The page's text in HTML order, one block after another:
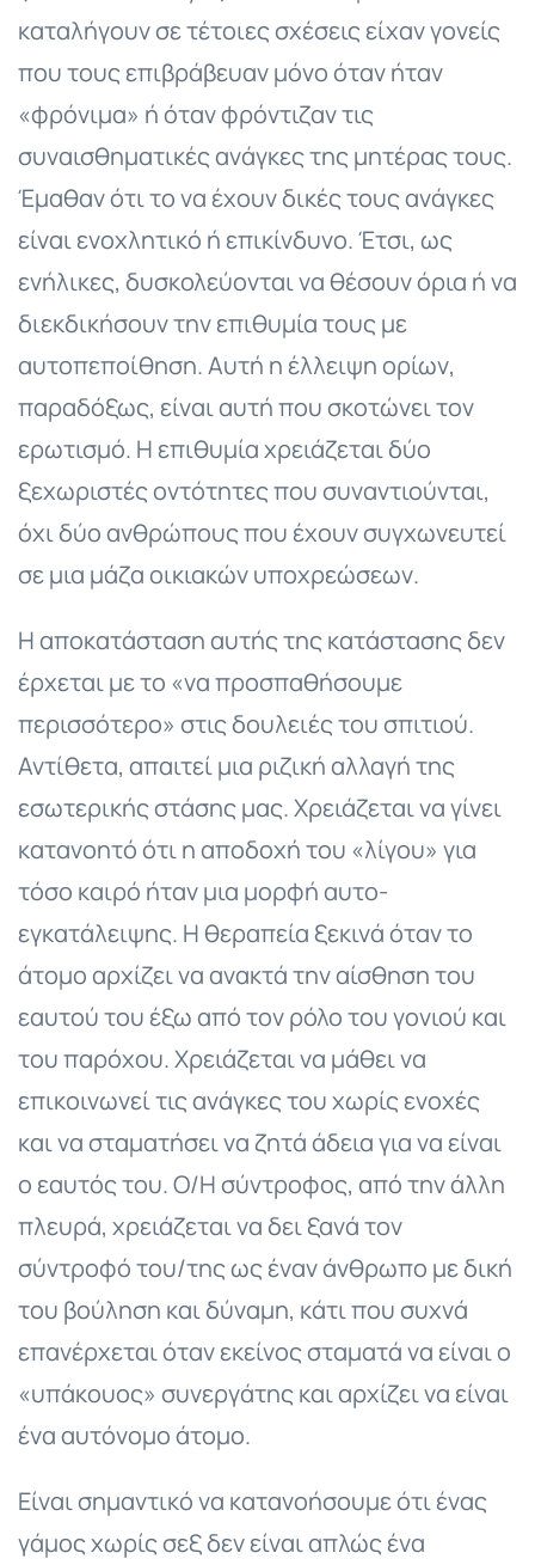
καταλήγουν σε τέτοιες σχέσεις είχαν γονείς
που τους επιβράβευαν μόνο όταν ήταν
«φρόνιμα» ή όταν φρόντιζαν τις
συναισθηματικές ανάγκες της μητέρας τους.
Έμαθαν ότι το να έχουν δικές τους ανάγκες
είναι ενοχλητικό ή επικίνδυνο. Έτσι, ως
ενήλικες, δυσκολεύονται να θέσουν όρια ή να
διεκδικήσουν την επιθυμία τους με
αυτοπεποίθηση. Αυτή η έλλειψη ορίων,
παραδόξως, είναι αυτή που σκοτώνει τον
ερωτισμό. Η επιθυμία χρειάζεται δύο
ξεχωριστές οντότητες που συναντιούνται,
όχι δύο ανθρώπους που έχουν συγχωνευτεί
σε μια μάζα οικιακών υποχρεώσεων.
Η αποκατάσταση αυτής της κατάστασης δεν
έρχεται με το «να προσπαθήσουμε
περισσότερο» στις δουλειές του σπιτιού.
Αντίθετα, απαιτεί μια ριζική αλλαγή της
εσωτερικής στάσης μας. Χρειάζεται να γίνει
κατανοητό ότι η αποδοχή του «λίγου» για
τόσο καιρό ήταν μια μορφή αυτο-
εγκατάλειψης. Η θεραπεία ξεκινά όταν το
άτομο αρχίζει να ανακτά την αίσθηση του
εαυτού του έξω από τον ρόλο του γονιού και
του παρόχου. Χρειάζεται να μάθει να
επικοινωνεί τις ανάγκες του χωρίς ενοχές
και να σταματήσει να ζητά άδεια για να είναι
ο εαυτός του. Ο/Η σύντροφος, από την άλλη
πλευρά, χρειάζεται να δει ξανά τον
σύντροφό του/της ως έναν άνθρωπο με δική
του βούληση και δύναμη, κάτι που συχνά
επανέρχεται όταν εκείνος σταματά να είναι ο
«υπάκουος» συνεργάτης και αρχίζει να είναι
ένα αυτόνομο άτομο.
Είναι σημαντικό να κατανοήσουμε ότι ένας
γάμος χωρίς σεξ δεν είναι απλώς ένα